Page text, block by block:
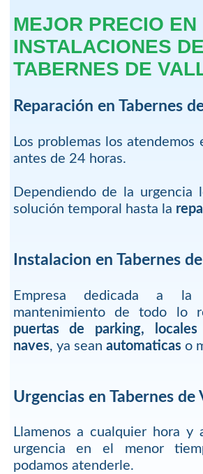
MEJOR PRECIO EN
INSTALACIONES DE
TABERNES DE
Reparación en Tabernes
Los problemas los atendemos
antes de 24 horas.
Dependiendo de la urgencia
solución temporal hasta la
Instalacion en Tabernes
Empresa dedicada a la
mantenimiento de todo lo
puertas de parking,
naves, ya sean automaticaso
Urgencias en Tabernes de
Llamenos a cualquier hora y
urgencia en el menor
podamos atenderle.